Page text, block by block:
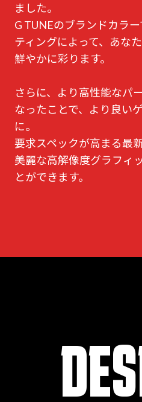
ました。
G TUNEのブランドカラ
ティングによって、あな
鮮やかに彩ります。
さらに、より高性能なパ
なったことで、より良い
に。
要求スペックが高まる最
美麗な高解像度グラフィ
とができます。